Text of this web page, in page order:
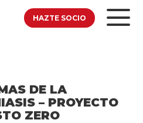
HAZTE SOCIO
DE LA
– PROYECTO
ZERO